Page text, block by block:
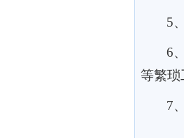
5、
6、
等繁琐
7、